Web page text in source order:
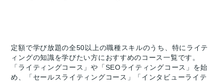
定額で学び放題の全50以上の職種スキルのうち、特にライテ
ィングの知識を学びたい方におすすめのコース一覧です。
「ライティングコース」や「SEOライティングコース」を始
め、「セールスライティングコース」「インタビューライテ